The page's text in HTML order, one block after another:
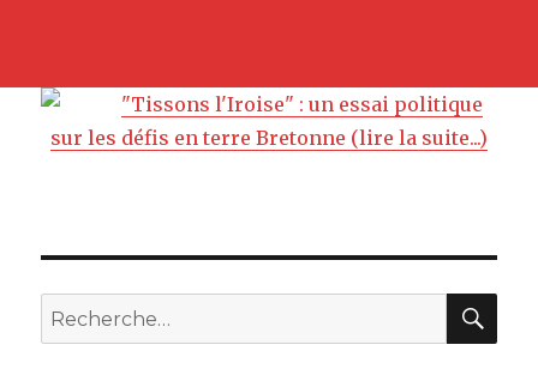
"Tissons l'Iroise" : un essai politique
sur les défis en terre Bretonne (lire la suite...)
Recherche
pour